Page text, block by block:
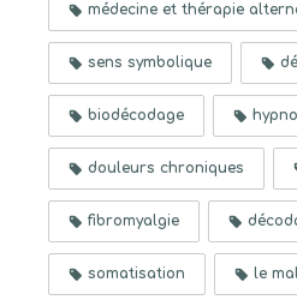
médecine et thérapie
sens symbolique
biodécodage
douleurs chroniques
fibromyalgie
somatisation le